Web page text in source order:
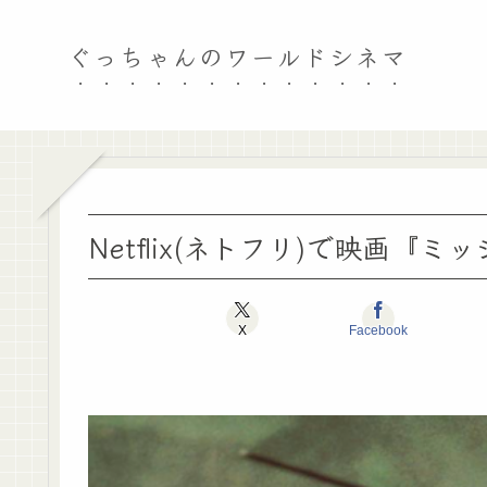
ぐっちゃんのワールドシネマ
Netflix(ネトフリ)で映画『ミ
X Facebook